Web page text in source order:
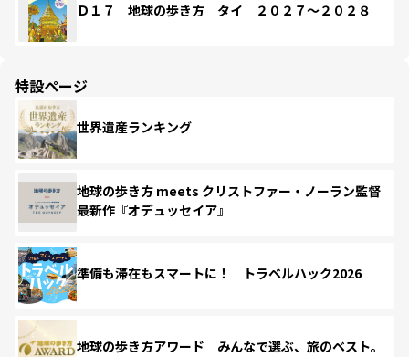
Ｄ１７ 地球の歩き方 タイ ２０２７～２０２８
特設ページ
世界遺産ランキング
地球の歩き方 meets クリストファー・ノーラン監督
最新作『オデュッセイア』
準備も滞在もスマートに！ トラベルハック2026
地球の歩き方アワード みんなで選ぶ、旅のベスト。